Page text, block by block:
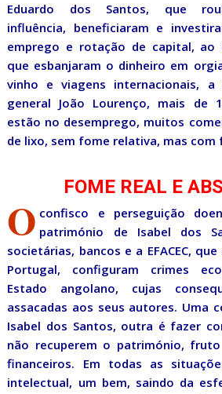
Eduardo dos Santos, que
influência, beneficiaram e
emprego e rotação de capital,
que esbanjaram o dinheiro em
vinho e viagens internacionais,
general João Lourenço, mais de
estão no desemprego, muitos
de lixo, sem fome relativa, mas com
FOME REAL E
O confisco e perseguição
património de Isabel dos
societárias, bancos e a EFACEC,
Portugal, configuram crimes
Estado angolano, cujas
assacadas aos seus autores. Uma
Isabel dos Santos, outra é fazer
não recuperem o património,
financeiros. Em todas as
intelectual, um bem, saindo da